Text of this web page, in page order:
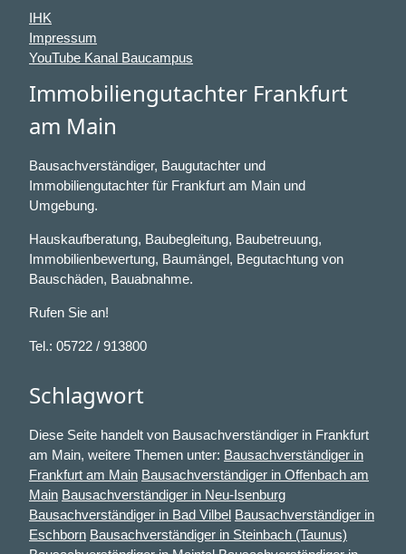
IHK
Impressum
YouTube Kanal Baucampus
Immobiliengutachter Frankfurt
am Main
Bausachverständiger, Baugutachter und
Immobiliengutachter für Frankfurt am Main und
Umgebung.
Hauskaufberatung, Baubegleitung, Baubetreuung,
Immobilienbewertung, Baumängel, Begutachtung von
Bauschäden, Bauabnahme.
Rufen Sie an!
Tel.: 05722 / 913800
Schlagwort
Diese Seite handelt von Bausachverständiger in Frankfurt
am Main, weitere Themen unter: Bausachverständiger in
Frankfurt am Main Bausachverständiger in Offenbach am
Main Bausachverständiger in Neu-Isenburg
Bausachverständiger in Bad Vilbel Bausachverständiger in
Eschborn Bausachverständiger in Steinbach (Taunus)